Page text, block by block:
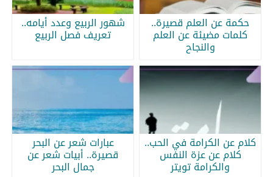
حكمة عن العلم قصيرة..
كلمات مضيئة عن العلم
والنجاح
شهور الربيع وعدد أيامه..
تعريف فصل الربيع
كلام عن الكرامة في الحب..
كلام عن عزة النفس
والكرامة تويتر
عبارات شعر عن البحر
قصيرة.. أبيات شعر عن
جمال البحر